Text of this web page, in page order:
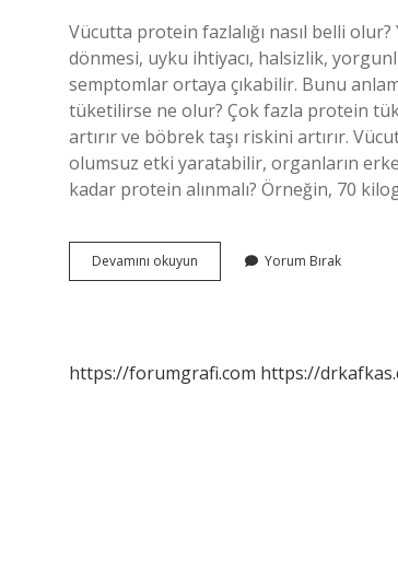
Vücutta protein fazlalığı nasıl belli
dönmesi, uyku ihtiyacı, halsizlik,
semptomlar ortaya çıkabilir. Bunu
tüketilirse ne olur? Çok fazla protein
artırır ve böbrek taşı riskini artırır.
olumsuz etki yaratabilir, organların
kadar protein alınmalı? Örneğin, 70
Devamını okuyun
Protein
Yorum Bırak
https://forumgrafi.com https://